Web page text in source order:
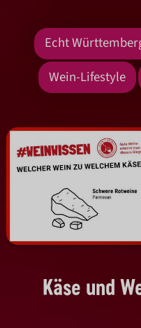
Echt
Wein-Lifestyle
Käse und